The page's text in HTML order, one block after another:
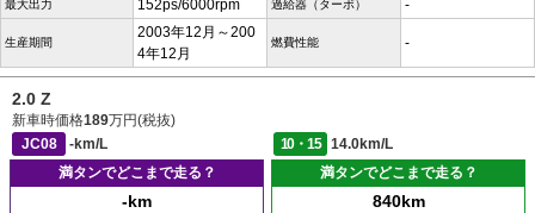
最大出力 152ps/6000rpm 過給器（ターボ） -
生産期間
2003年12月～200
4年12月
燃費性能 -
2.0 Z
新車時価格189万円(税抜)
JC08
-km/L 10・15
14.0km/L
満タンでどこまで走る？
-km
満タンでどこまで走る？
840km